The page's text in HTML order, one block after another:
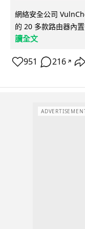
網絡安全公司
的 20 多款路由器內
讀全文
951 216 ↗